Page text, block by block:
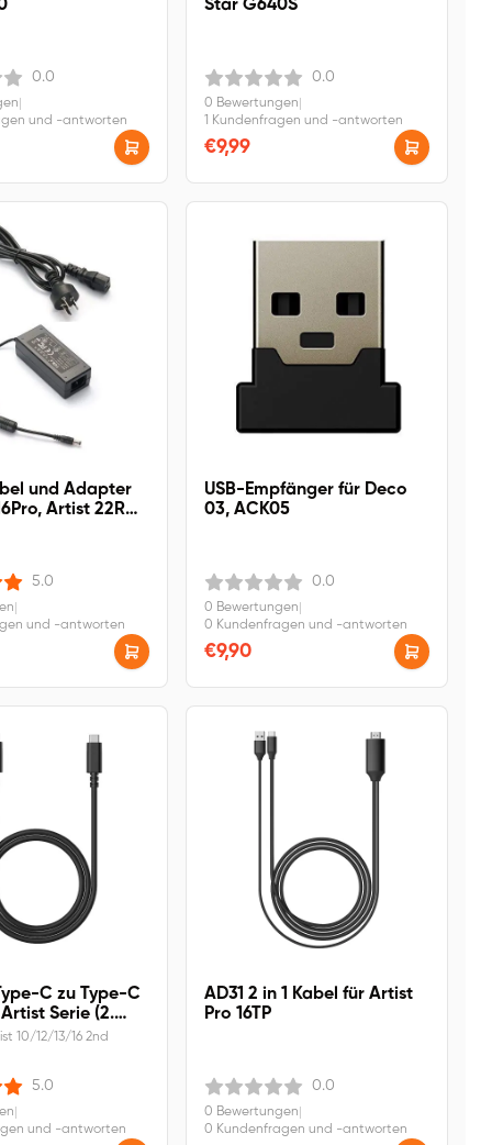
0.0
und -antworten
Star G640S
0.0
0 Bewertungen
1 Kundenfragen und -antworten
€9,99
und Adapter
Artist 22R
Pro 22 (Gen
5.0
und -antworten
USB-Empfänger für Deco
03, ACK05
0.0
0 Bewertungen
0 Kundenfragen und -antworten
€9,90
C zu Type-C
Serie (2.
10/12/13/16 2nd
5.0
und -antworten
AD31 2 in 1 Kabel für Artist
Pro 16TP
0.0
0 Bewertungen
0 Kundenfragen und -antworten